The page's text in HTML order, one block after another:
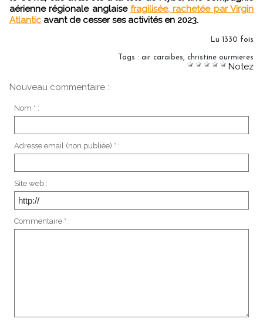
aérienne régionale anglaise fragilisée, rachetée par Virgin
Atlantic avant de cesser ses activités en 2023.
Lu 1330 fois
Tags : air caraibes, christine ourmieres
Notez
Nouveau commentaire :
Nom * :
Adresse email (non publiée) * :
Site web :
Commentaire * :